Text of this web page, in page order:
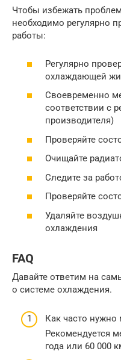
Чтобы избежать
необходимо регулярно
работы:
Регулярно
охлаждающей
Своевременно
соответствии с
производителя)
Проверяйте
Очищайте
Следите за
Проверяйте
Удаляйте
охлаждения
FAQ
Давайте ответим на
о системе охлаждения.
Как часто нужно
Рекомендуется
года или 60 000